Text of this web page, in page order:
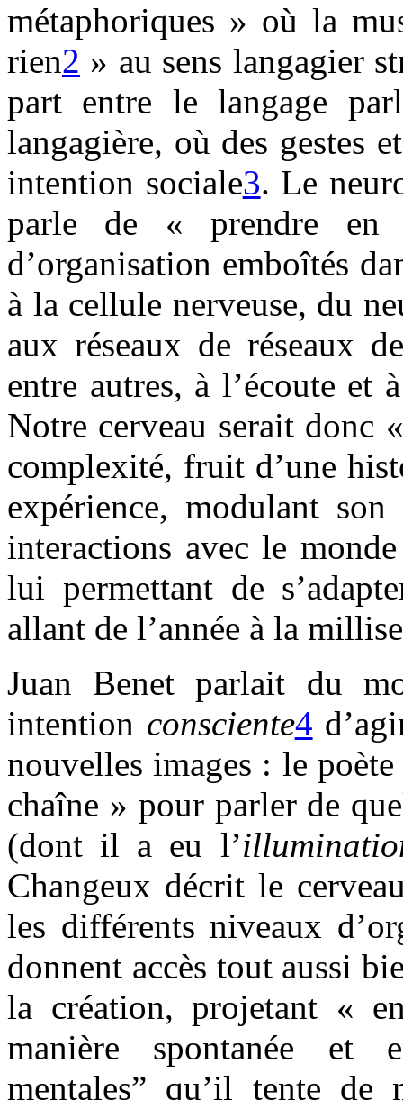
métaphoriques » où la
rien2 » au sens langagier
part entre le langage
langagière, où des gestes
intention sociale3. Le
parle de « prendre en
d’organisation emboîtés
à la cellule nerveuse, du
aux réseaux de réseaux
entre autres, à l’écoute et
Notre cerveau serait donc
complexité, fruit d’une
expérience, modulant
interactions avec le
lui permettant de
allant de l’année à la
Juan Benet parlait du
intention consciente4
nouvelles images : le
chaîne » pour parler de
(dont il a eu l’
Changeux décrit le
les différents niveaux
donnent accès tout aussi
la création, projetant «
manière spontanée et
mentales” qu’il tente de